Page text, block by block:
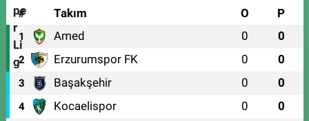
# Takım O P
1 Amed 0 0
2 Erzurumspor FK 0 0
3 Başakşehir 0 0
4 Kocaelispor 0 0